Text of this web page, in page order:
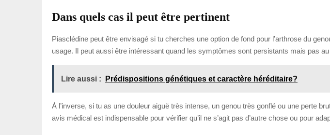
Dans quels cas il peut être pertinent
Piasclédine peut être envisagé si tu cherches une option de fond pour l’arthrose du
usage. Il peut aussi être intéressant quand les symptômes sont persistants mais pas
Lire aussi : Prédispositions génétiques et caractère héréditaire?
À l’inverse, si tu as une douleur aiguë très intense, un genou très gonflé ou une perte
avis médical est indispensable pour vérifier qu’il ne s’agit pas d’autre chose ou pour